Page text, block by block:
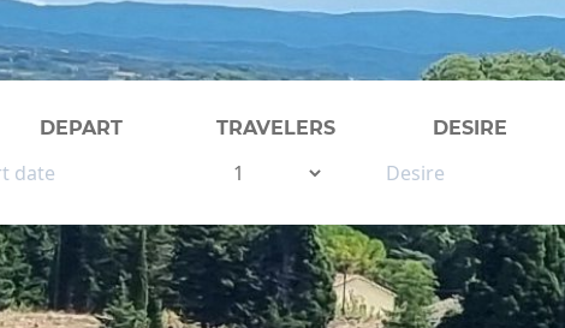
DEPART TRAVELERS DESIRE
VIGNOBLE DU SUD-OUEST
BEAUJOLAIS VINEYARDS